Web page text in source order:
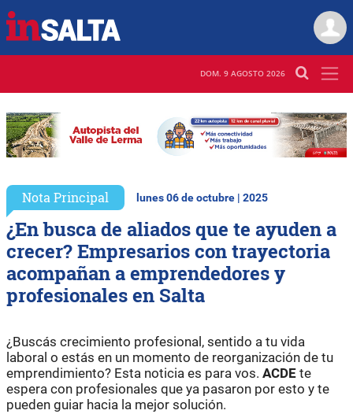
DOM. 9 AGOSTO 2026
Nota Principal lunes 06 de octubre | 2025
¿En busca de aliados que te ayuden a
crecer? Empresarios con trayectoria
acompañan a emprendedores y
profesionales en Salta
¿Buscás crecimiento profesional, sentido a tu vida
laboral o estás en un momento de reorganización de tu
emprendimiento? Esta noticia es para vos. ACDE te
espera con profesionales que ya pasaron por esto y te
pueden guiar hacia la mejor solución.